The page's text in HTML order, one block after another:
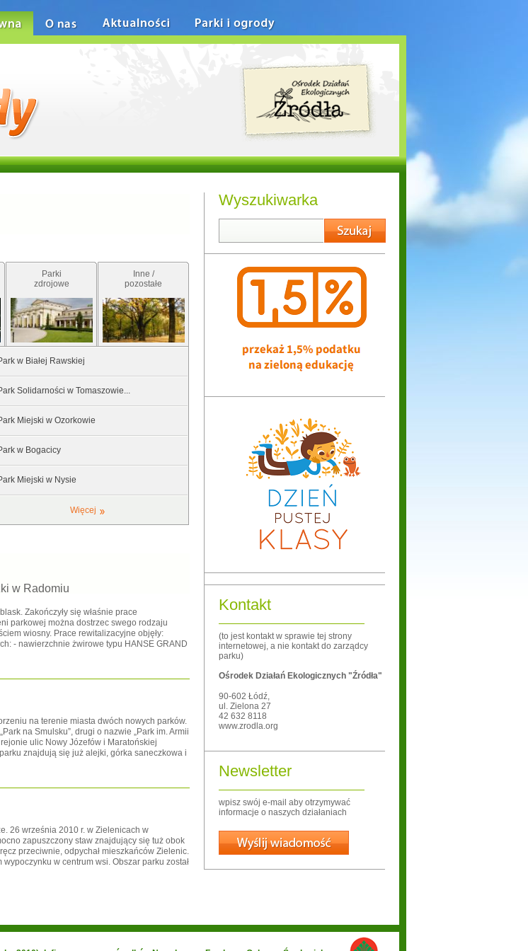
Parki
zdrojowe
Inne /
pozostałe
w Białej Rawskiej
Solidarności w Tomaszowie...
Miejski w Ozorkowie
w Bogacicy
Miejski w Nysie
Więcej
w Radomiu
Zakończyły się właśnie prace
parkowej można dostrzec swego rodzaju
wiosny. Prace rewitalizacyjne objęły:
- nawierzchnie żwirowe typu HANSE GRAND
na terenie miasta dwóch nowych parków.
na Smulsku”, drugi o nazwie „Park im. Armii
ulic Nowy Józefów i Maratońskiej
znajdują się już alejki, górka saneczkowa i
26 września 2010 r. w Zielenicach w
zapuszczony staw znajdujący się tuż obok
przeciwnie, odpychał mieszkańców Zielenic.
w centrum wsi. Obszar parku został
Wyszukiwarka
Kontakt
(to jest kontakt w sprawie tej strony
internetowej, a nie kontakt do zarządcy
parku)
Ośrodek Działań Ekologicznych "Źródła"
90-602 Łódź,
ul. Zielona 27
42 632 8118
www.zrodla.org
Newsletter
wpisz swój e-mail aby otrzymywać
informacje o naszych działaniach
Wyślij
O nas Aktualności Parki i ogrody